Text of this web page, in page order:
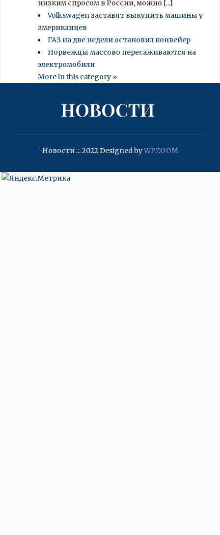
низким спросом в России, можно [...]
Volkswagen заставят выкупить машины у
американцев
ГАЗ на две недели остановил конвейер
Норвежцы массово пересаживаются на
электромобили
More in this category »
НОВОСТИ
Новости .:. 2022Designed byWPZOOM